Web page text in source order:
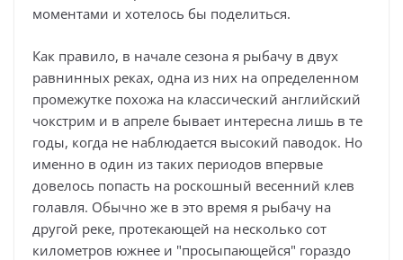
моментами и хотелось бы поделиться.
Как правило, в начале сезона я рыбачу в двух
равнинных реках, одна из них на определенном
промежутке похожа на классический английский
чокстрим и в апреле бывает интересна лишь в те
годы, когда не наблюдается высокий паводок. Но
именно в один из таких периодов впервые
довелось попасть на роскошный весенний клев
голавля. Обычно же в это время я рыбачу на
другой реке, протекающей на несколько сот
километров южнее и "просыпающейся" гораздо